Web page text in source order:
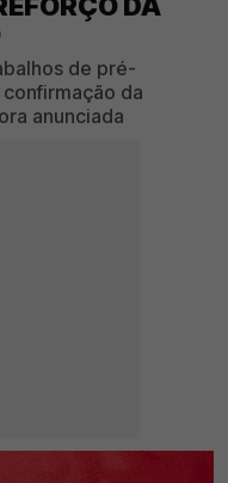
DA
de pré-
da
anunciada